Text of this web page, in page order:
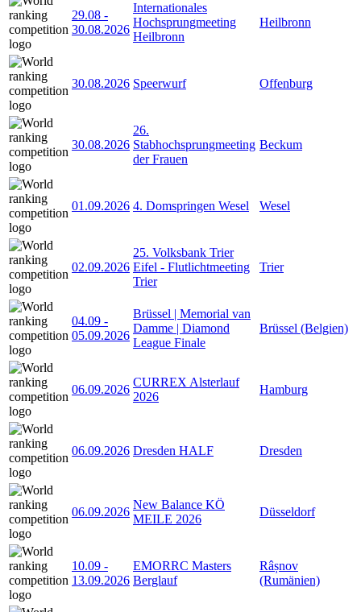
29.08 -
30.08.2026
Internationales
Hochsprungmeeting
Heilbronn
Heilbronn
30.08.2026 Speerwurf Offenburg
30.08.2026
26.
Stabhochsprungmeeting
der Frauen
Beckum
01.09.2026 4. Domspringen Wesel Wesel
02.09.2026
25. Volksbank Trier
Eifel - Flutlichtmeeting
Trier
Trier
04.09 -
05.09.2026
Brüssel | Memorial van
Damme | Diamond
League Finale
Brüssel (Belgien)
06.09.2026
CURREX Alsterlauf
2026
Hamburg
06.09.2026 Dresden HALF Dresden
06.09.2026
New Balance KÖ
MEILE 2026
Düsseldorf
10.09 -
13.09.2026
EMORRC Masters
Berglauf
Râșnov
(Rumänien)